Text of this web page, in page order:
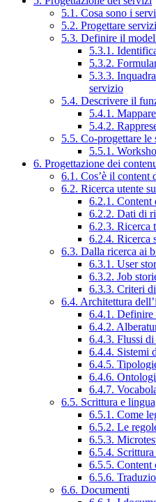
5.1. Cosa sono i
5.2. Progettare
5.3. Definire il
5.3.1.
5.3.2.
5.3.3.
servizio
5.4. Descrivere il
5.4.1.
5.4.2.
5.5. Co-progettare le
5.5.1.
6. Progettazione dei
6.1. Cos’è il content
6.2. Ricerca utente
6.2.1. Content
6.2.2. Dati di
6.2.3. Ricerca
6.2.4. Ricerca
6.3. Dalla ricerca ai
6.3.1. User
6.3.2. Job
6.3.3. Criteri
6.4. Architettura
6.4.1. Definire
6.4.2.
6.4.3. Flussi
6.4.4. Sistemi
6.4.5.
6.4.6.
6.4.7.
6.5. Scrittura e
6.5.1. Come
6.5.2. Le
6.5.3.
6.5.4.
6.5.5. Content
6.5.6.
6.6. Documenti